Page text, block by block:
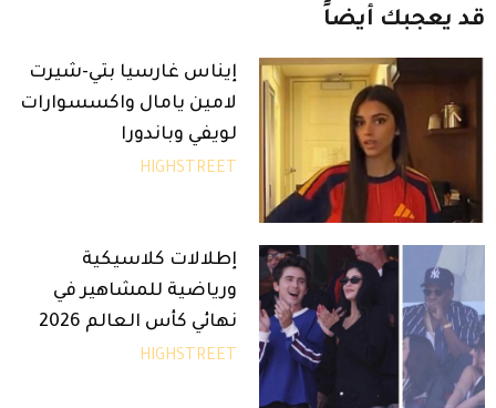
قد يعجبك أيضاً
إيناس غارسيا بتي-شيرت
لامين يامال واكسسوارات
لويفي وباندورا
HIGHSTREET
إطلالات كلاسيكية
ورياضية للمشاهير في
نهائي كأس العالم 2026
HIGHSTREET